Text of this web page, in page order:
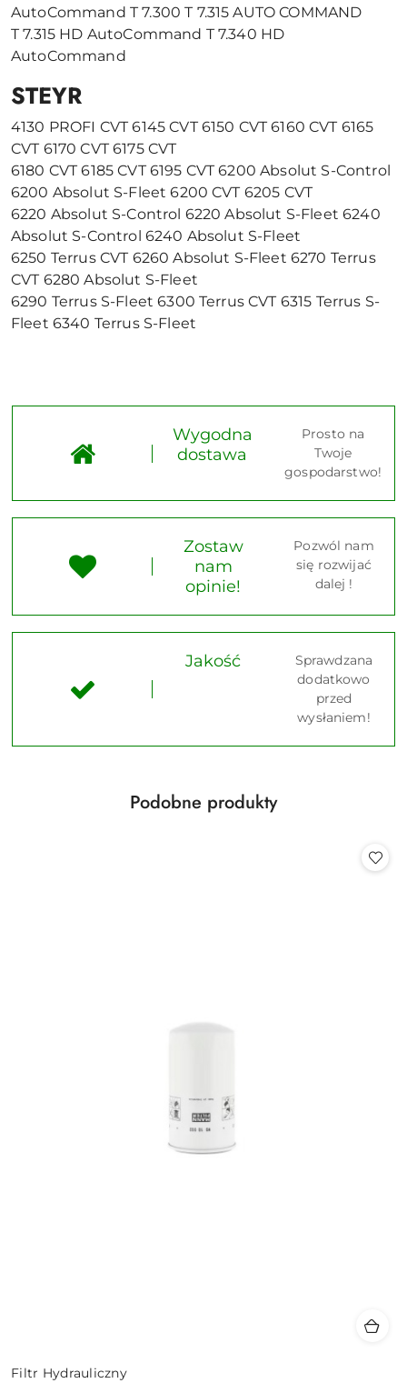
AutoCommand T 7.300 T 7.315 AUTO COMMAND
T 7.315 HD AutoCommand T 7.340 HD
AutoCommand
STEYR
4130 PROFI CVT 6145 CVT 6150 CVT 6160 CVT 6165
CVT 6170 CVT 6175 CVT
6180 CVT 6185 CVT 6195 CVT 6200 Absolut S-Control
6200 Absolut S-Fleet 6200 CVT 6205 CVT
6220 Absolut S-Control 6220 Absolut S-Fleet 6240
Absolut S-Control 6240 Absolut S-Fleet
6250 Terrus CVT 6260 Absolut S-Fleet 6270 Terrus
CVT 6280 Absolut S-Fleet
6290 Terrus S-Fleet 6300 Terrus CVT 6315 Terrus S-
Fleet 6340 Terrus S-Fleet
Wygodna
dostawa
Prosto na
Twoje
gospodarstwo!
Zostaw
nam
opinie!
Pozwól nam
się rozwijać
dalej !
Jakość
Sprawdzana
dodatkowo
przed
wysłaniem!
Pomiń karuzelę produktów
Produkty
Podobne produkty
Filtr Hydrauliczny